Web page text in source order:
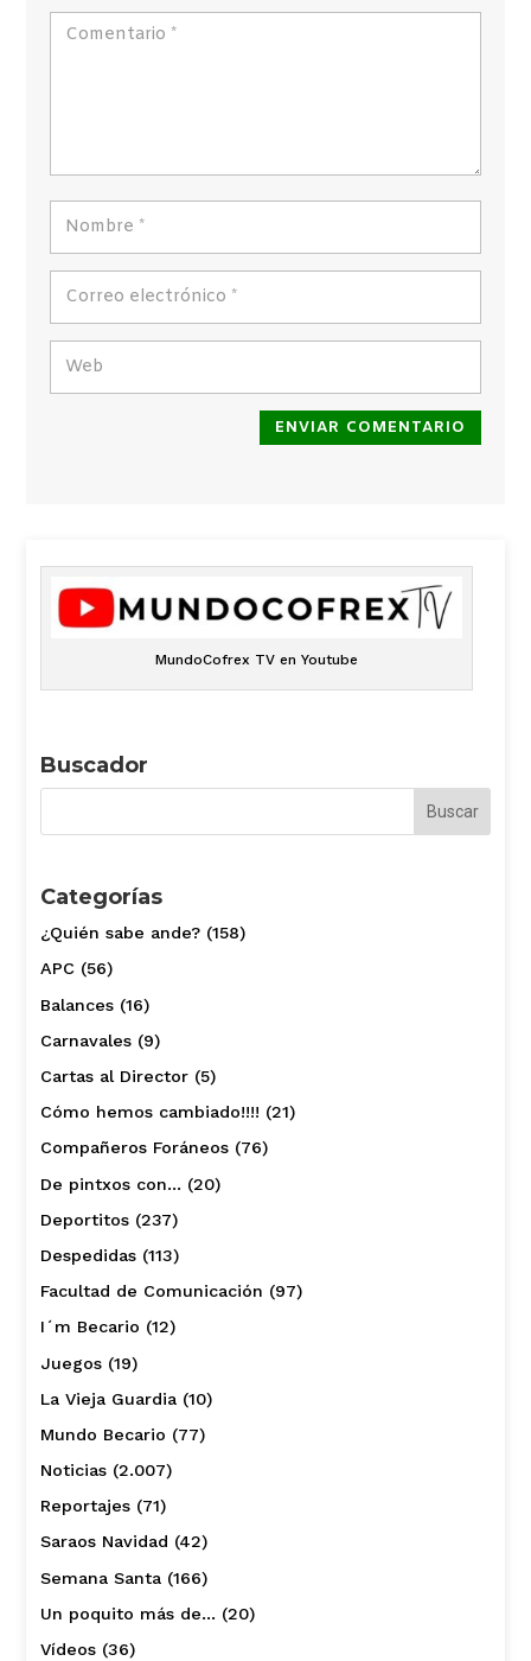
ENVIAR COMENTARIO
MundoCofrex TV en Youtube
Buscador
Categorías
¿Quién sabe ande?(158)
APC(56)
Balances(16)
Carnavales(9)
Cartas al Director(5)
Cómo hemos cambiado!!!! (21)
Compañeros Foráneos(76)
De pintxos con… (20)
Deportitos(237)
Despedidas(113)
Facultad de Comunicación (97)
I´m Becario (12)
Juegos(19)
La Vieja Guardia(10)
Mundo Becario (77)
Noticias(2.007)
Reportajes(71)
Saraos Navidad (42)
Semana Santa(166)
Un poquito más de… (20)
Vídeos(36)